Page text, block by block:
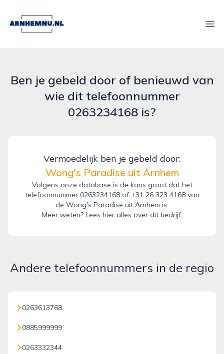
arnhemnu.nl
Ben je gebeld door of benieuwd van
wie dit telefoonnummer
0263234168 is?
Vermoedelijk ben je gebeld door:
Wong's Paradise uit Arnhem
Volgens onze database is de kans groot dat het
telefoonnummer 0263234168 of +31 26 323 4168 van
de Wong's Paradise uit Arnhem is.
Meer weten? Lees hieralles over dit bedrijf.
Andere telefoonnummers in de regio
0263613768
0885999999
0263332344